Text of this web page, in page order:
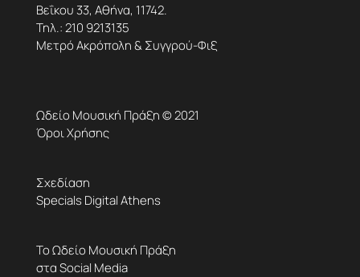
Βεΐκου 33, Αθήνα, 11742.
Τηλ.:210 9213135
Μετρό Ακρόπολη & Συγγρού-Φιξ
Ωδείο Μουσική Πράξη © 2021
Όροι Χρήσης
Σχεδίαση
Specials Digital Athens
Το Ωδείο Μουσική Πράξη
στα Social Media